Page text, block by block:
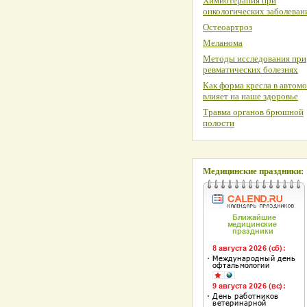
онкологических
Остеоартроз
Меланома
Методы исследования при
ревматических болезнях
Как форма кресла в
влияет на наше здоровье
Травма органов брюшной
полости
Медицинские праздники: